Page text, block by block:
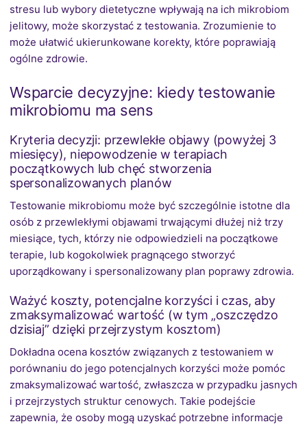
stresu lub wybory dietetyczne wpływają na ich mikrobiom
jelitowy, może skorzystać z testowania. Zrozumienie to
może ułatwić ukierunkowane korekty, które poprawiają
ogólne zdrowie.
Wsparcie decyzyjne: kiedy testowanie
mikrobiomu ma sens
Kryteria decyzji: przewlekłe objawy (powyżej 3
miesięcy), niepowodzenie w terapiach
początkowych lub chęć stworzenia
spersonalizowanych planów
Testowanie mikrobiomu może być szczególnie istotne dla
osób z przewlekłymi objawami trwającymi dłużej niż trzy
miesiące, tych, którzy nie odpowiedzieli na początkowe
terapie, lub kogokolwiek pragnącego stworzyć
uporządkowany i spersonalizowany plan poprawy zdrowia.
Ważyć koszty, potencjalne korzyści i czas, aby
zmaksymalizować wartość (w tym „oszczędzo
dzisiaj” dzięki przejrzystym kosztom)
Dokładna ocena kosztów związanych z testowaniem w
porównaniu do jego potencjalnych korzyści może pomóc
zmaksymalizować wartość, zwłaszcza w przypadku jasnych
i przejrzystych struktur cenowych. Takie podejście
zapewnia, że osoby mogą uzyskać potrzebne informacje